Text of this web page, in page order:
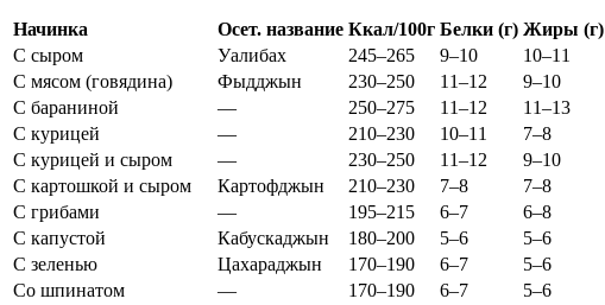
Начинка Осет. название Ккал/100г Белки (г) Жиры (г)
С сыром
Уалибах 245–265 9–10 10–11
С мясом (говядина)
Фыдджын 230–250 11–12 9–10
С бараниной
— 250–275 11–12 11–13
С курицей
— 210–230 10–11 7–8
С курицей и сыром
— 230–250 11–12 9–10
С картошкой и сыром
Картофджын 210–230 7–8 7–8
С грибами
— 195–215 6–7 6–8
С капустой
Кабускаджын 180–200 5–6 5–6
С зеленью
Цахараджын 170–190 6–7 5–6
Со шпинатом
— 170–190 6–7 5–6